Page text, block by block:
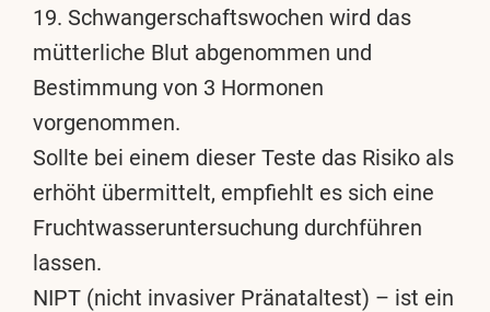
19. Schwangerschaftswochen wird das
mütterliche Blut abgenommen und
Bestimmung von 3 Hormonen
vorgenommen.
Sollte bei einem dieser Teste das Risiko als
erhöht übermittelt, empfiehlt es sich eine
Fruchtwasseruntersuchung durchführen
lassen.
NIPT (nicht invasiver Pränataltest) – ist ein